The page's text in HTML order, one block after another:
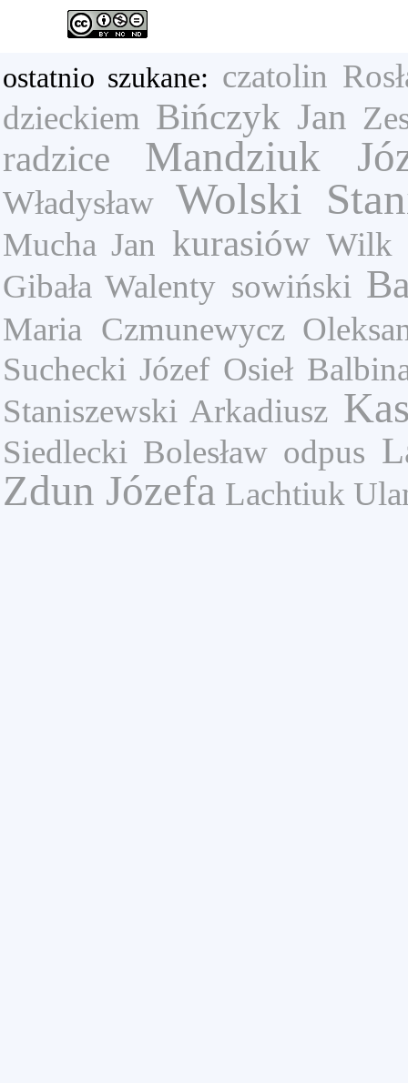
ostatnio szukane: czatolin
dzieckiem Bińczyk Jan
radzice Mandziuk
Władysław Wolski
Mucha Jan kurasiów Wilk
Gibała Walenty sowiński
Maria Czmunewycz
Suchecki Józef Osieł
Staniszewski Arkadiusz
Siedlecki Bolesław odpus
Zdun Józefa Lachtiuk